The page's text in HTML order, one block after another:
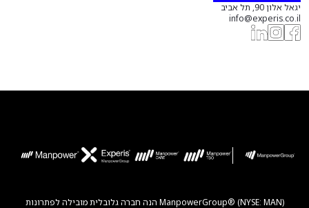
יגאל אלון 90, תל אביב
info@experis.co.il
ManpowerGroup® (NYSE: MAN) הנה חברה גלובלית מובילה לפתרונות